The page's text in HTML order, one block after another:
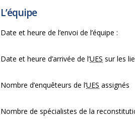
L’équipe
Date et heure de l’envoi de l’équipe :
Date et heure d’arrivée de l’UES sur les
Nombre d’enquêteurs de l’UES assignés
Nombre de spécialistes de la